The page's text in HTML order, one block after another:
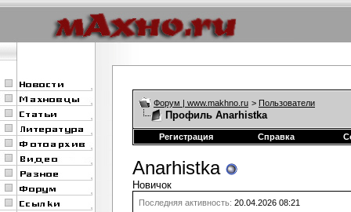
Форум | www.makhno.ru > Пользователи
Профиль Anarhistka
Регистрация Справка
Anarhistka
Новичок
Последняя активность: 20.04.2026 08:21